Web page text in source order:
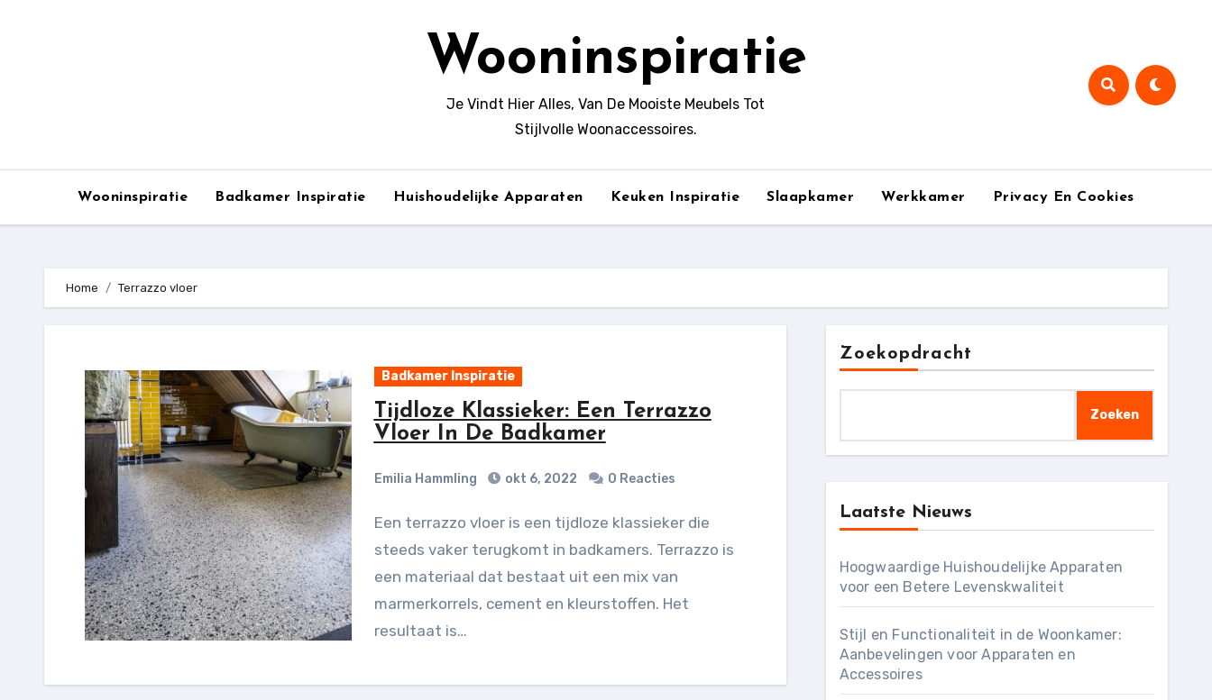
Wooninspiratie
Je Vindt Hier Alles, Van De Mooiste Meubels Tot
Stijlvolle Woonaccessoires.
Wooninspiratie Badkamer Inspiratie Huishoudelijke Apparaten Keuken Inspiratie Slaapkamer Werkkamer Privacy En Cookies
Home Terrazzo vloer
Badkamer Inspiratie
Tijdloze Klassieker: Een Terrazzo
Vloer In De Badkamer
Emilia Hammling okt 6, 2022 0 Reacties
Een terrazzo vloer is een tijdloze klassieker die
steeds vaker terugkomt in badkamers. Terrazzo is
een materiaal dat bestaat uit een mix van
marmerkorrels, cement en kleurstoffen. Het
resultaat is…
Zoekopdracht
Zoeken
Laatste Nieuws
Hoogwaardige Huishoudelijke Apparaten
voor een Betere Levenskwaliteit
Stijl en Functionaliteit in de Woonkamer:
Aanbevelingen voor Apparaten en
Accessoires